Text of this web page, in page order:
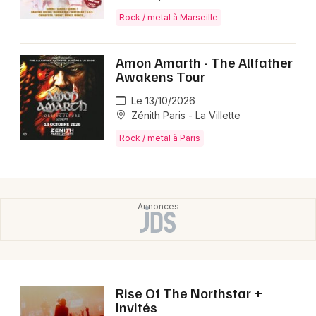
"Danse Animale"est sorti en 2024,
marquant leurs débuts discographiques officiels. Le
groupe s'est produit dans des salles parisiennes
reconnues comme leSupersonic, Bus Palladium,
Point Éphémère et la Maroquinerie
progressivement leur réputation sur la scène musicale
française indépendante.
Ces formations offrent des univers musicaux
complémentaires pour enrichir votre agenda culturel.
FAQ - The Odds
Rock / metal à Marseille
Amon Amarth - The Allfather
Awakens Tour
Le 13/10/2026
Zénith Paris - La Villette
Rock / metal à Paris
Rise Of The Northstar +
Invités